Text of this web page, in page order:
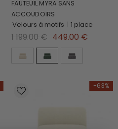
FAUTEUIL MYRA SANS
ACCOUDOIRS
Velours à motifs 1 place
1 199.00 € 449.00 €
-63%